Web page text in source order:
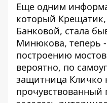
Еще одним
который
Банковой, стала
Минюкова, теперь
построению
вероятно, по
защитница Кличко
прочувствованный